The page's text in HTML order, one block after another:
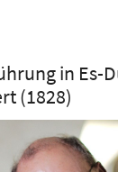
in Es-
(1828)